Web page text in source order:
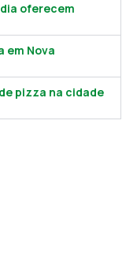
oferecem
em Nova
pizza na cidade